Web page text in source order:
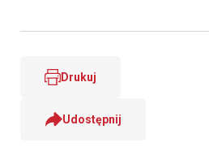
Drukuj
Udostępnij